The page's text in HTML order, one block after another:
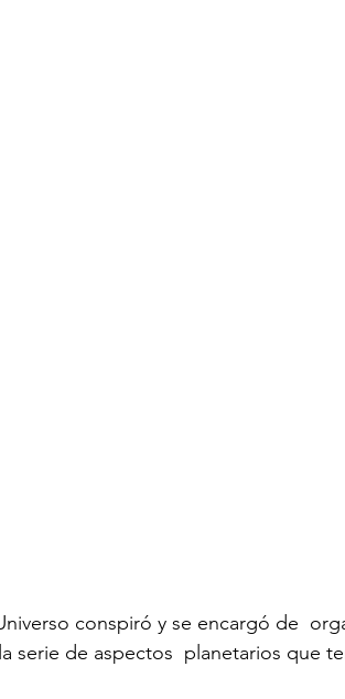
conspiró y se encargó de
serie de aspectos  planetarios que